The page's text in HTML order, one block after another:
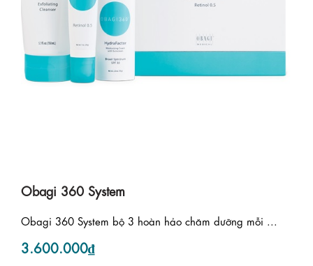
Obagi 360 System
Obagi 360 System bộ 3 hoàn hảo chăm dưỡng mỗi ...
3.600.000₫